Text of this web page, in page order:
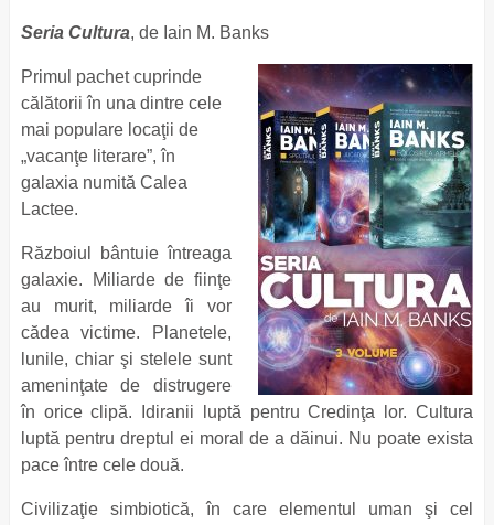
Seria Cultura, de Iain M. Banks
Primul pachet cuprinde
călătorii în una dintre cele
mai populare locaţii de
„vacanţe literare”, în
galaxia numită Calea
Lactee.
Războiul bântuie întreaga
galaxie. Miliarde de fiinţe
au murit, miliarde îi vor
cădea victime. Planetele,
lunile, chiar şi stelele sunt
ameninţate de distrugere
în orice clipă. Idiranii luptă pentru Credinţa lor. Cultura
luptă pentru dreptul ei moral de a dăinui. Nu poate exista
pace între cele două.
Civilizaţie simbiotică, în care elementul uman şi cel